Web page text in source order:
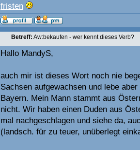
fristen
Betreff: Aw:bekaufen - wer kennt dieses Verb?
Hallo MandyS,
auch mir ist dieses Wort noch nie
Sachsen aufgewachsen und lebe
Bayern. Mein Mann stammt aus
nicht. Wir haben einen Duden aus
mal nachgeschlagen und siehe da,
(landsch. für zu teuer, unüberlegt